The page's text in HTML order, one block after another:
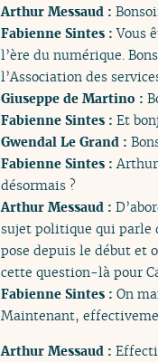
Arthur Messaud :
Fabienne Sintes :Vous
l’ère du numérique.
l’Association des
Giuseppe de Martino :
Fabienne Sintes : Et
Gwendal Le Grand :
Fabienne Sintes :
désormais ?
Arthur Messaud :
sujet politique qui parle
pose depuis le début et
cette question-là pour
Fabienne Sintes : On
Maintenant,
Arthur Messaud :